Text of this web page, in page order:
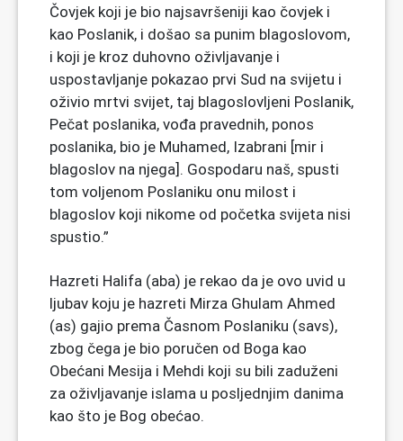
Čovjek koji je bio najsavršeniji kao čovjek i
kao Poslanik, i došao sa punim blagoslovom,
i koji je kroz duhovno oživljavanje i
uspostavljanje pokazao prvi Sud na svijetu i
oživio mrtvi svijet, taj blagoslovljeni Poslanik,
Pečat poslanika, vođa pravednih, ponos
poslanika, bio je Muhamed, Izabrani [mir i
blagoslov na njega]. Gospodaru naš, spusti
tom voljenom Poslaniku onu milost i
blagoslov koji nikome od početka svijeta nisi
spustio.”
Hazreti Halifa (aba) je rekao da je ovo uvid u
ljubav koju je hazreti Mirza Ghulam Ahmed
(as) gajio prema Časnom Poslaniku (savs),
zbog čega je bio poručen od Boga kao
Obećani Mesija i Mehdi koji su bili zaduženi
za oživljavanje islama u posljednjim danima
kao što je Bog obećao.